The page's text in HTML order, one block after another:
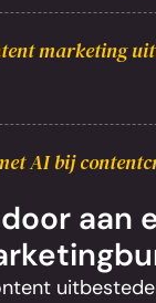
marketing
AI bij
aan